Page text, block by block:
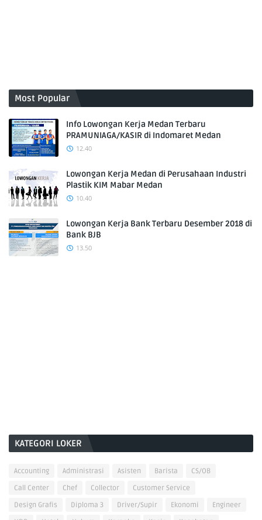
Most Popular
Info Lowongan Kerja Medan Terbaru
PRAMUNIAGA/KASIR di Indomaret Medan
12.40
Lowongan Kerja Medan di Perusahaan Industri
Plastik KIM Mabar Medan
10.40
Lowongan Kerja Bank Terbaru Desember 2018 di
Bank BJB
13.50
KATEGORI LOKER
Accounting Administrasi Asisten Barista
CS/OB
Call Center
Chef Collector
Customer Service
Design Grafis
Diploma 3 Driver/Supir Ekonomi
Engineer